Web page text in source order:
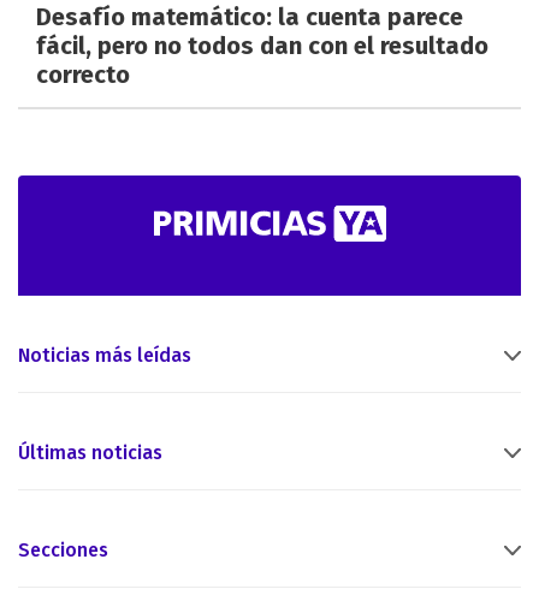
Desafío matemático: la cuenta parece
fácil, pero no todos dan con el resultado
correcto
Noticias más leídas
Últimas noticias
Secciones